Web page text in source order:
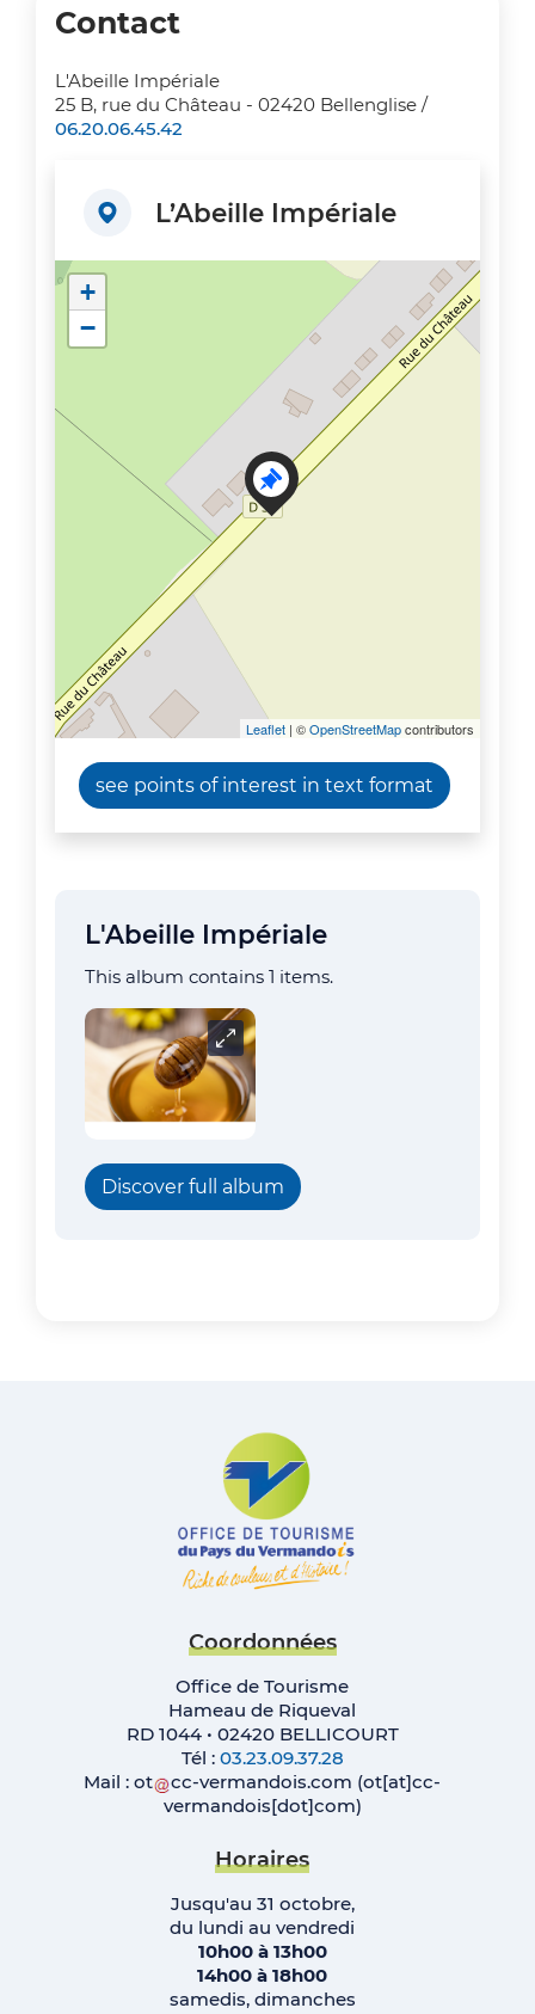
Contact
L'Abeille Impériale
25 B, rue du Château - 02420 Bellenglise /
06.20.06.45.42
L’Abeille Impériale
+
−
Leaflet | ©OpenStreetMapcontributors
see points of interest in text format
L'Abeille Impériale
This album contains 1 items.
Carrousel
Discover full album
Coordonnées
Office de Tourisme
Hameau de Riqueval
RD 1044 • 02420 BELLICOURT
Tél : 03.23.09.37.28
Mail :ot cc-vermandois.com (ot[at]cc-
vermandois[dot]com)
Horaires
Jusqu'au 31 octobre,
du lundi au vendredi
10h00 à 13h00
14h00 à 18h00
samedis, dimanches